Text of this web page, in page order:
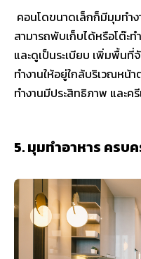
คอนโดขนาดเล็กก็มีมุมทำง
สามารถพับเก็บได้หรือโต๊ะ
และดูเป็นระเบียบ เพิ่มพื้น
ทำงานให้อยู่ใกล้บริเวณหน้า
ทำงานมีประสิทธิภาพ และค
5. มุมทำอาหาร ครบ